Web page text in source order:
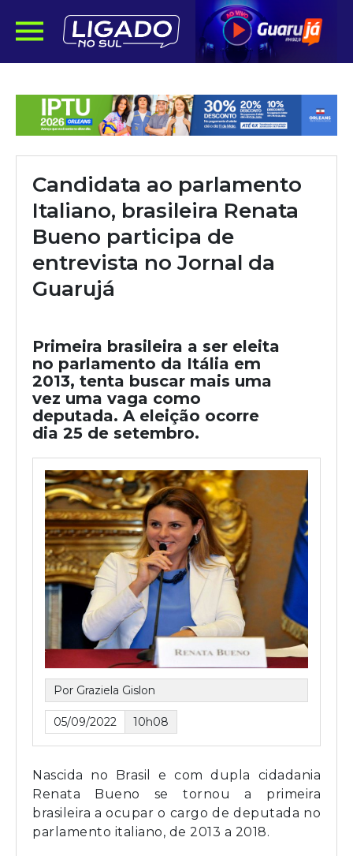
Candidata ao parlamento
Italiano, brasileira Renata
Bueno participa de
entrevista no Jornal da
Guarujá
Primeira brasileira a ser eleita
no parlamento da Itália em
2013, tenta buscar mais uma
vez uma vaga como
deputada. A eleição ocorre
dia 25 de setembro.
Por Graziela Gislon
05/09/2022 10h08
Nascida no Brasil e com dupla cidadania
Renata Bueno se tornou a primeira
brasileira a ocupar o cargo de deputada no
parlamento italiano, de 2013 a 2018.